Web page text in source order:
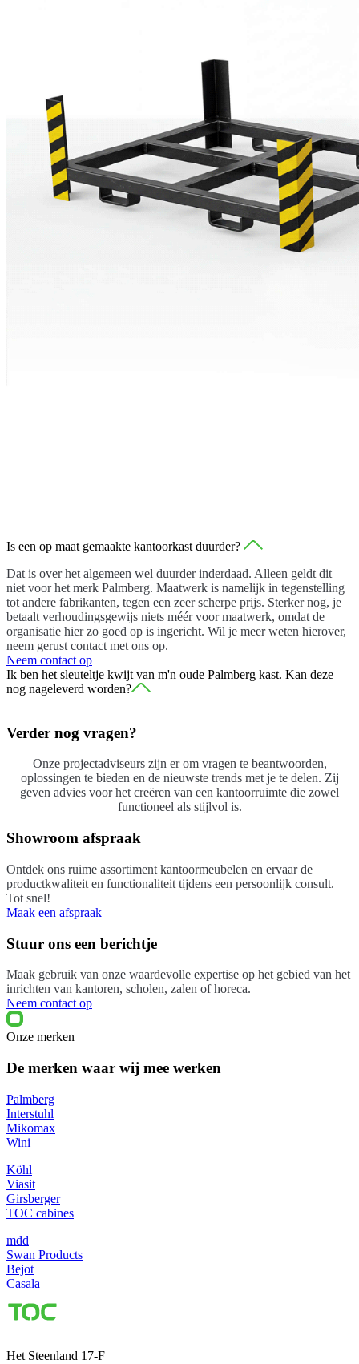
Is een op maat gemaakte kantoorkast duurder?
Dat is over het algemeen wel duurder inderdaad. Alleen geldt dit
niet voor het merk Palmberg. Maatwerk is namelijk in tegenstelling
tot andere fabrikanten, tegen een zeer scherpe prijs. Sterker nog, je
betaalt verhoudingsgewijs niets méér voor maatwerk, omdat de
organisatie hier zo goed op is ingericht. Wil je meer weten hierover,
neem gerust contact met ons op.
Neem contact op
Ik ben het sleuteltje kwijt van m'n oude Palmberg kast. Kan deze
nog nageleverd worden?
over het over algemeen kunnen deze door de goede nalevergaranties
van Palmberg geleverd worden. Graag komen we met jou hierover
in contact.
Neem contact op
Verder nog vragen?
Onze projectadviseurs zijn er om vragen te beantwoorden,
oplossingen te bieden en de nieuwste trends met je te delen. Zij
geven advies voor het creëren van een kantoorruimte die zowel
functioneel als stijlvol is.
Showroom afspraak
Ontdek ons ruime assortiment kantoormeubelen en ervaar de
productkwaliteit en functionaliteit tijdens een persoonlijk consult.
Tot snel!
Maak een afspraak
Stuur ons een berichtje
Maak gebruik van onze waardevolle expertise op het gebied van het
inrichten van kantoren, scholen, zalen of horeca.
Neem contact op
Onze merken
De merken waar wij mee werken
Palmberg
Interstuhl
Mikomax
Wini
Köhl
Viasit
Girsberger
TOC cabines
mdd
Swan Products
Bejot
Casala
Het Steenland 17-F